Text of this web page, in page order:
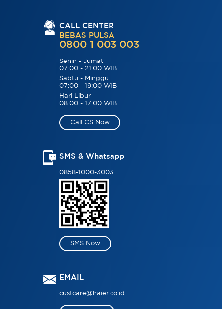
CALL CENTER
BEBAS PULSA
0800 1 003 003
Senin - Jumat
07:00 - 21:00 WIB
Sabtu - Minggu
07:00 - 19:00 WIB
Hari Libur
08:00 - 17:00 WIB
Call CS Now
SMS & Whatsapp
0858-1000-3003
SMS Now
EMAIL
custcare@haier.co.id